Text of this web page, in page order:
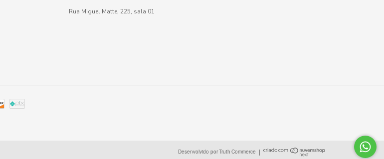
Rua Miguel Matte, 225, sala 01
Desenvolvido porTruth Commerce |